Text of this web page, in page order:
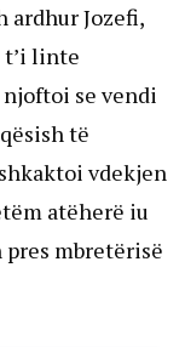
ardhur Jozefi,
t’i linte
se vendi
të
vdekjen
atëherë iu
mbretërisë